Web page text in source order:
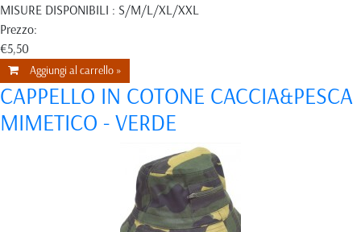
MISURE DISPONIBILI : S/M/L/XL/XXL
Prezzo:
€5,50
Aggiungi al carrello »
CAPPELLO IN COTONE CACCIA&PESCA
MIMETICO - VERDE